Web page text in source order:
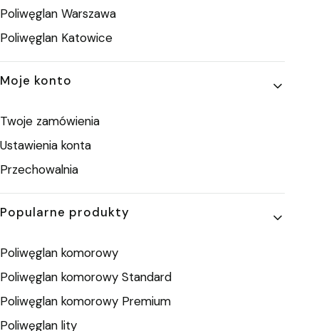
Poliwęglan Warszawa
Poliwęglan Katowice
Moje konto
Twoje zamówienia
Ustawienia konta
Przechowalnia
Popularne produkty
Poliwęglan komorowy
Poliwęglan komorowy Standard
Poliwęglan komorowy Premium
Poliwęglan lity